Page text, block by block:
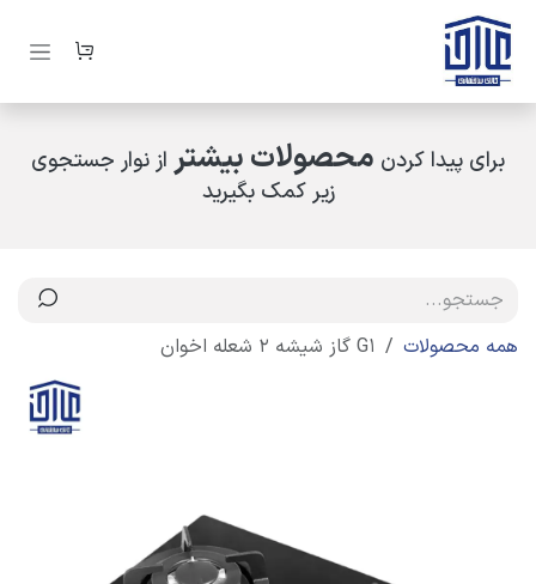
صرف نظر و مشاهده محتوا
برای پیدا کردن محصولات بیشتر از نوار جستجوی
زیر کمک بگیرید
همه محصولات G1 گاز شیشه 2 شعله اخوان